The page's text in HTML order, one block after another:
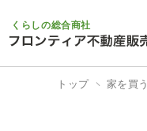
くらしの総合商社
トップ 家を買う